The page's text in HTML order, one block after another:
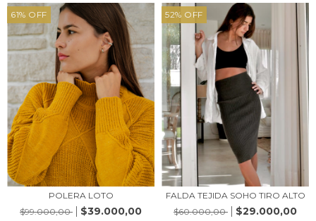
61% OFF
POLERA LOTO
$99.000,00
$39.000,00
52% OFF
FALDA TEJIDA SOHO TIRO ALTO
$60.000,00
$29.000,00